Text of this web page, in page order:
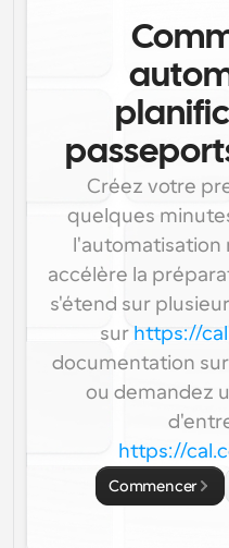
Créez votre
quelques
l'automatisation
accélère la
s'étend sur
sur https://
documentation sur
ou demandez
https://
Commencer